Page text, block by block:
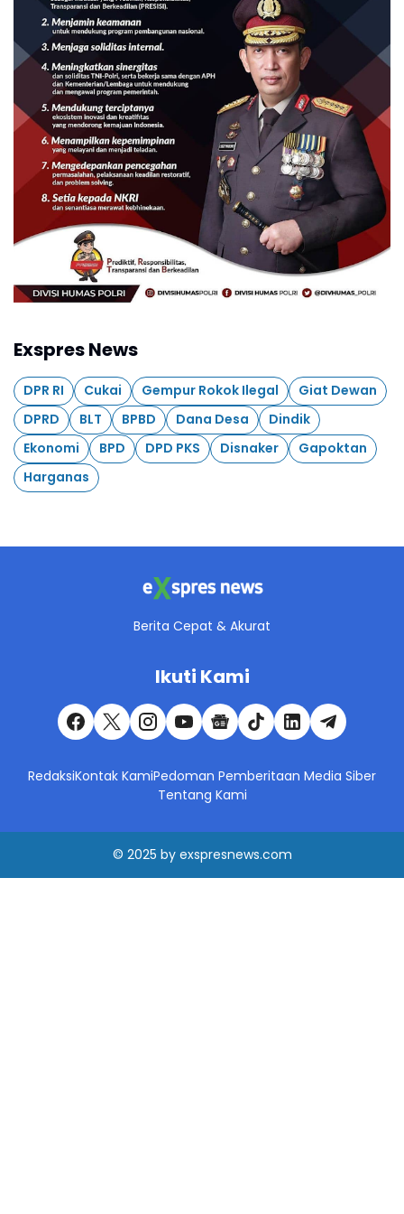
Exspres News
DPR RI Cukai Gempur Rokok Ilegal
Giat Dewan
DPRD
BLT BPBD Dana Desa
Dindik
Ekonomi
BPD DPD PKS Disnaker
Gapoktan
Harganas
Berita Cepat & Akurat
Ikuti Kami
RedaksiKontak KamiPedoman Pemberitaan Media Siber
Tentang Kami
© 2025 by exspresnews.com